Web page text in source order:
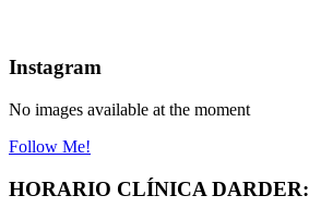
Instagram
No images available at the moment
Follow Me!
HORARIO CLÍNICA DARDER: